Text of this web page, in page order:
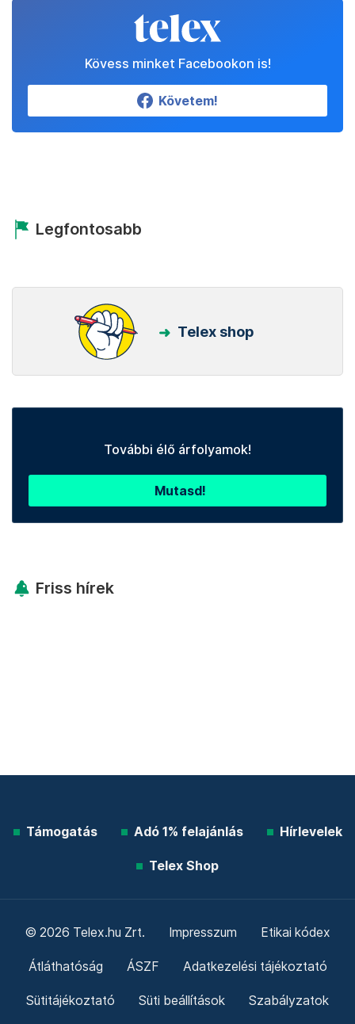
Kövess minket Facebookon is!
Követem!
Legfontosabb
Telex shop
További élő árfolyamok!
Mutasd!
Friss hírek
Támogatás Adó 1% felajánlás Hírlevelek
Telex Shop
© 2026 Telex.hu Zrt. Impresszum Etikai kódex
Átláthatóság ÁSZF Adatkezelési tájékoztató
Sütitájékoztató Süti beállítások Szabályzatok